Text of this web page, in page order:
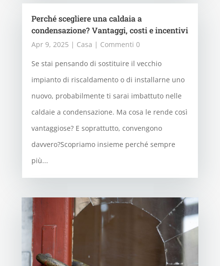
Perché scegliere una caldaia a
condensazione? Vantaggi, costi e incentivi
Apr 9, 2025 | Casa | Commenti 0
Se stai pensando di sostituire il vecchio
impianto di riscaldamento o di installarne uno
nuovo, probabilmente ti sarai imbattuto nelle
caldaie a condensazione. Ma cosa le rende così
vantaggiose? E soprattutto, convengono
davvero?Scopriamo insieme perché sempre
più...